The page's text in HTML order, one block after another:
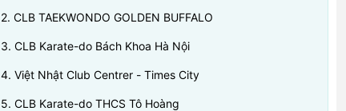
2. CLB TAEKWONDO GOLDEN BUFFALO
3. CLB Karate-do Bách Khoa Hà Nội
4. Việt Nhật Club Centrer - Times City
5. CLB Karate-do THCS Tô Hoàng